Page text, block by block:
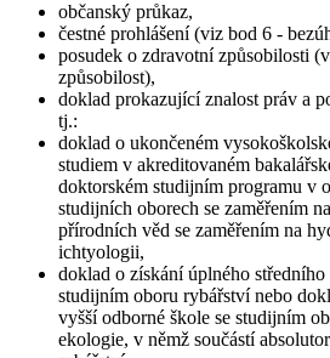
občanský průkaz,
čestné prohlášení (viz bod 6 -
posudek o zdravotní způsobilosti
způsobilost),
doklad prokazující znalost práv a
tj.:
doklad o ukončeném
studiem v akreditovaném
doktorském studijním programu v
studijních oborech se zaměřením
přírodních věd se zaměřením na
ichtyologii,
doklad o získání úplného
studijním oboru rybářství nebo
vyšší odborné škole se studijním
ekologie, v němž součástí